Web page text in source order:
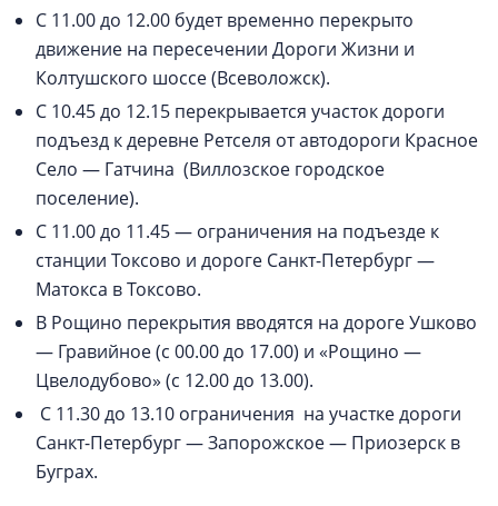
С 11.00 до 12.00 будет временно перекрыто
движение на пересечении Дороги Жизни и
Колтушского шоссе (Всеволожск).
С 10.45 до 12.15 перекрывается участок дороги
подъезд к деревне Ретселя от автодороги Красное
Село — Гатчина (Виллозское городское
поселение).
С 11.00 до 11.45 — ограничения на подъезде к
станции Токсово и дороге Санкт-Петербург —
Матокса в Токсово.
В Рощино перекрытия вводятся на дороге Ушково
— Гравийное (с 00.00 до 17.00) и «Рощино —
Цвелодубово» (с 12.00 до 13.00).
С 11.30 до 13.10 ограничения на участке дороги
Санкт-Петербург — Запорожское — Приозерск в
Буграх.